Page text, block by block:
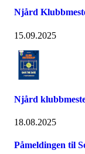
Njård
15.09.2025
Njård
18.08.2025
Påmeldingen til